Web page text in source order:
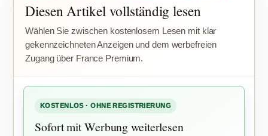
Diesen Artikel vollständig lesen
Wählen Sie zwischen kostenlosem Lesen mit klar
gekennzeichneten Anzeigen und dem werbefreien
Zugang über France Premium.
KOSTENLOS · OHNE REGISTRIERUNG
Sofort mit Werbung weiterlesen